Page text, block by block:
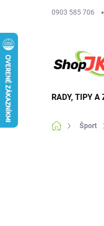
0903 585 706
RADY, TIPY
DomovŠport